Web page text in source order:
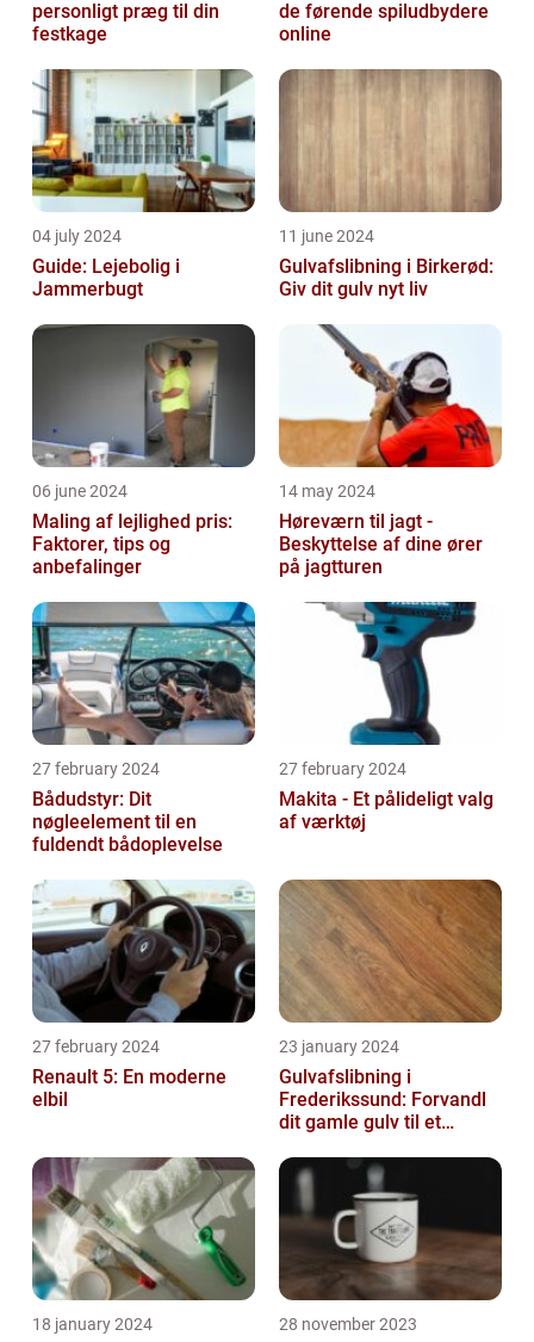
personligt præg til din
festkage
de førende spiludbydere
online
04 july 2024
Guide: Lejebolig i
Jammerbugt
11 june 2024
Gulvafslibning i Birkerød:
Giv dit gulv nyt liv
06 june 2024
Maling af lejlighed pris:
Faktorer, tips og
anbefalinger
14 may 2024
Høreværn til jagt -
Beskyttelse af dine ører
på jagtturen
27 february 2024
Bådudstyr: Dit
nøgleelement til en
fuldendt bådoplevelse
27 february 2024
Makita - Et pålideligt valg
af værktøj
27 february 2024
Renault 5: En moderne
elbil
23 january 2024
Gulvafslibning i
Frederikssund: Forvandl
dit gamle gulv til et
18 january 2024 28 november 2023